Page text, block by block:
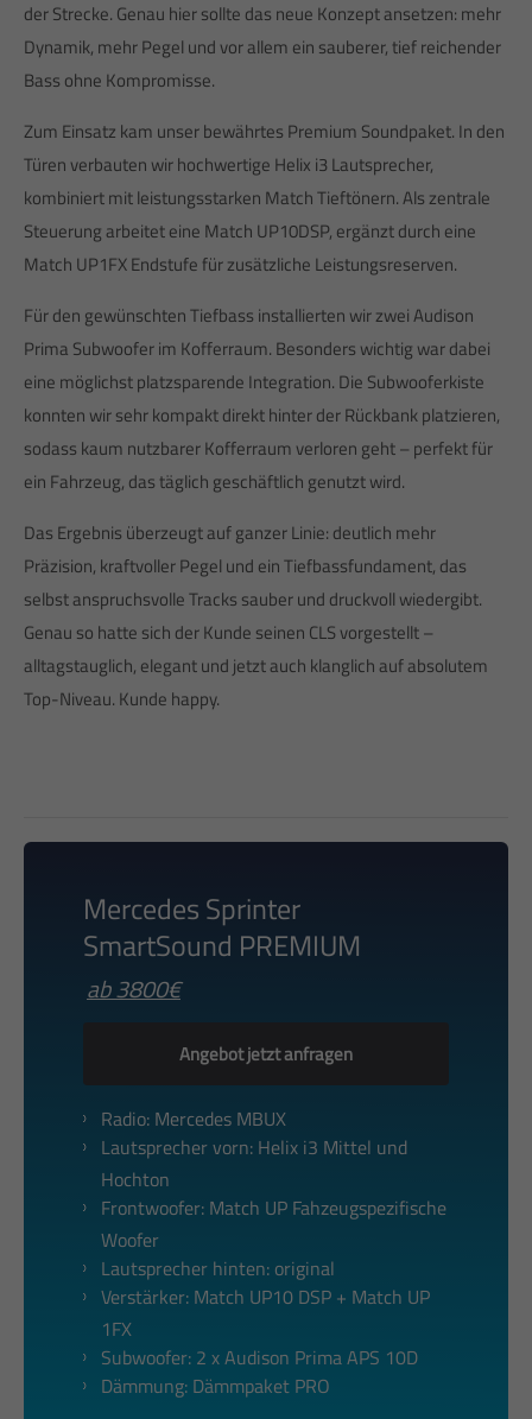
der Strecke. Genau hier sollte das neue Konzept ansetzen: mehr
Dynamik, mehr Pegel und vor allem ein sauberer, tief reichender
Bass ohne Kompromisse.
Zum Einsatz kam unser bewährtes Premium Soundpaket. In den
Türen verbauten wir hochwertige Helix i3 Lautsprecher,
kombiniert mit leistungsstarken Match Tieftönern. Als zentrale
Steuerung arbeitet eine Match UP10DSP, ergänzt durch eine
Match UP1FX Endstufe für zusätzliche Leistungsreserven.
Für den gewünschten Tiefbass installierten wir zwei Audison
Prima Subwoofer im Kofferraum. Besonders wichtig war dabei
eine möglichst platzsparende Integration. Die Subwooferkiste
konnten wir sehr kompakt direkt hinter der Rückbank platzieren,
sodass kaum nutzbarer Kofferraum verloren geht – perfekt für
ein Fahrzeug, das täglich geschäftlich genutzt wird.
Das Ergebnis überzeugt auf ganzer Linie: deutlich mehr
Präzision, kraftvoller Pegel und ein Tiefbassfundament, das
selbst anspruchsvolle Tracks sauber und druckvoll wiedergibt.
Genau so hatte sich der Kunde seinen CLS vorgestellt –
alltagstauglich, elegant und jetzt auch klanglich auf absolutem
Top-Niveau. Kunde happy.
Mercedes Sprinter
SmartSound PREMIUM
ab 3800€
Angebot jetzt anfragen
Radio: Mercedes MBUX
Lautsprecher vorn: Helix i3 Mittel und
Hochton
Frontwoofer: Match UP Fahzeugspezifische
Woofer
Lautsprecher hinten: original
Verstärker: Match UP10 DSP + Match UP
1FX
Subwoofer: 2 x Audison Prima APS 10D
Dämmung: Dämmpaket PRO